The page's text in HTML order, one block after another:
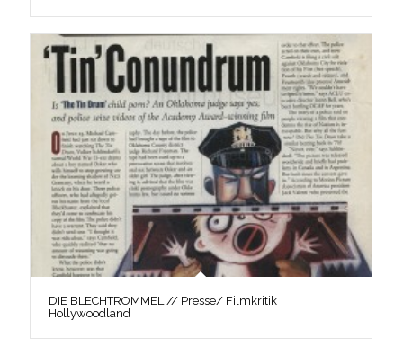
DIE BLECHTROMMEL // Presse/ Filmkritik
Hollywoodland